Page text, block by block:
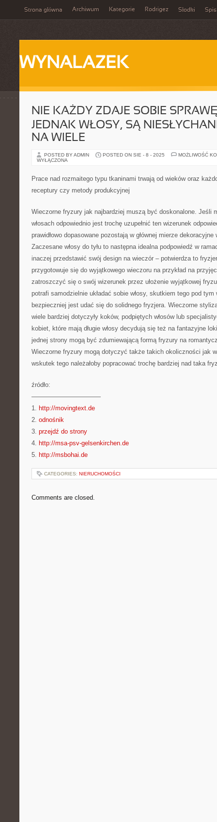
Strona główna Archiwum Kategorie Rodrigez Słodki Spis
WYNALAZEK
NIE KAŻDY ZDAJE SOBIE
JEDNAK WŁOSY, SĄ
NA WIELE
POSTED BY ADMIN POSTED ON SIE - 8 - 2025
MOŻLIWOŚĆ
WYŁĄCZONA
Prace nad rozmaitego typu tkaninami trwają od wieków oraz
receptury czy metody produkcyjnej
Wieczorne fryzury jak najbardziej muszą być doskonalone. Jeśli
włosach odpowiednio jest trochę uzupełnić ten wizerunek
prawidłowo dopasowane pozostają w głównej mierze
Zaczesane włosy do tyłu to następna idealna podpowiedź w
inaczej przedstawić swój design na wieczór – potwierdza to
przygotowuje się do wyjątkowego wieczoru na przykład na
zatroszczyć się o swój wizerunek przez ułożenie wyjątkowej
potrafi samodzielnie układać sobie włosy, skutkiem tego pod tym
bezpieczniej jest udać się do solidnego fryzjera. Wieczorne
wiele bardziej dotyczyły koków, podpiętych włosów lub
kobiet, które mają długie włosy decydują się też na fantazyjne
jednej strony mogą być zdumiewającą formą fryzury na
Wieczorne fryzury mogą dotyczyć także takich okoliczności jak
wskutek tego należałoby popracować trochę bardziej nad taka
źródło:
———————————
1. http://movingtext.de
2. odnośnik
3. przejdź do strony
4. http://msa-psv-gelsenkirchen.de
5. http://msbohai.de
CATEGORIES: NIERUCHOMOŚCI
Comments are closed.